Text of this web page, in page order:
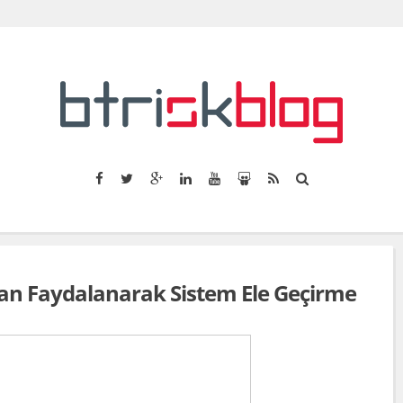
Faydalanarak Sistem Ele Geçirme